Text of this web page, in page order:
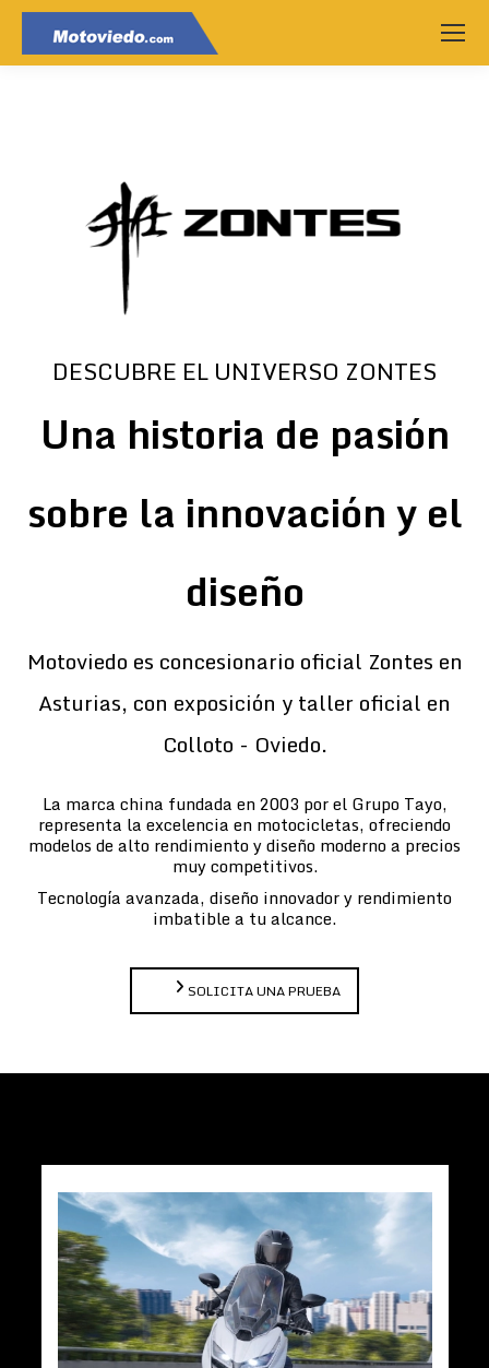
DESCUBRE EL UNIVERSO ZONTES
Una historia de pasión
sobre la innovación y el
diseño
Motoviedo es concesionario oficial Zontes en
Asturias, con exposición y taller oficial en
Colloto - Oviedo.
La marca china fundada en 2003 por el Grupo Tayo,
representa la excelencia en motocicletas, ofreciendo
modelos de alto rendimiento y diseño moderno a precios
muy competitivos.
Tecnología avanzada, diseño innovador y rendimiento
imbatible a tu alcance.
SOLICITA UNA PRUEBA